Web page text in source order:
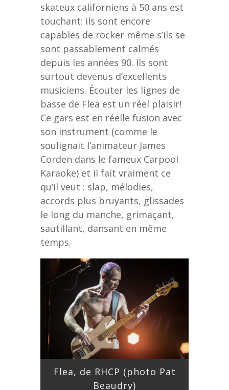
skateux californiens à 50 ans est
touchant: ils sont encore
capables de rocker même s’ils se
sont passablement calmés
depuis les années 90. Ils sont
surtout devenus d’excellents
musiciens. Écouter les lignes de
basse de Flea est un réel plaisir!
Ce gars est en réelle fusion avec
son instrument (comme le
soulignait l’animateur James
Corden dans le fameux Carpool
Karaoke) et il fait vraiment ce
qu’il veut : slap, mélodies,
accords plus bruyants, glissades
le long du manche, grimaçant,
sautillant, dansant en même
temps.
Flea, de RHCP (photo Pat
Beaudry)